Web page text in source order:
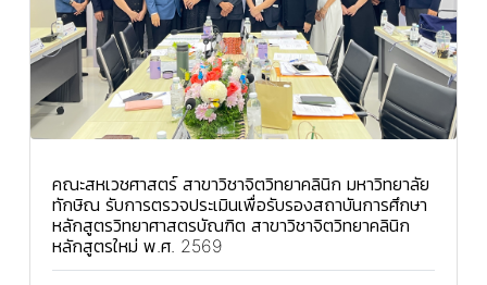
คณะสหเวชศาสตร์ สาขาวิชาจิตวิทยาคลินิก มหาวิทยาลัย
ทักษิณ รับการตรวจประเมินเพื่อรับรองสถาบันการศึกษา
หลักสูตรวิทยาศาสตรบัณฑิต สาขาวิชาจิตวิทยาคลินิก
หลักสูตรใหม่ พ.ศ. 2569